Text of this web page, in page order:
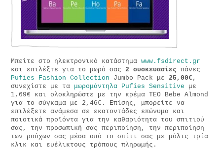
Μπείτε στο ηλεκτρονικό κατάστημαwww.fsdirect.gr
και επιλέξτε για το μωρό σας2 συσκευασίες πάνες
Pufies Fashion Collection Jumbo Pack με 25,00€,
συνεχίστε με τα μωρομάντηλα Pufies Sensitive με
1,69€ και ολοκληρώστε με την κρέμα ΤΕΟ Bebe Almond
για το σύγκαμα με 2,46€. Επίσης, μπορείτε να
επιλέξετε ανάμεσα σε εκατοντάδες επώνυμα και
ποιοτικά προϊόντα για την καθαριότητα του σπιτιού
σας, την προσωπική σας περιποίηση, την περιποίηση
των ρούχων σας μέσα από το σπίτι σας με μόλις τρία
κλικ και ευέλικτους τρόπους πληρωμής.